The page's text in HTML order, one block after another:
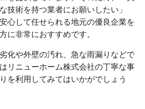
技術を持つ業者にお願いしたい」
心して任せられる地元の優良企業を
に非常におすすめです。
化や外壁の汚れ、急な雨漏りなどで
リニューホーム株式会社の丁寧な事
を利用してみてはいかがでしょう